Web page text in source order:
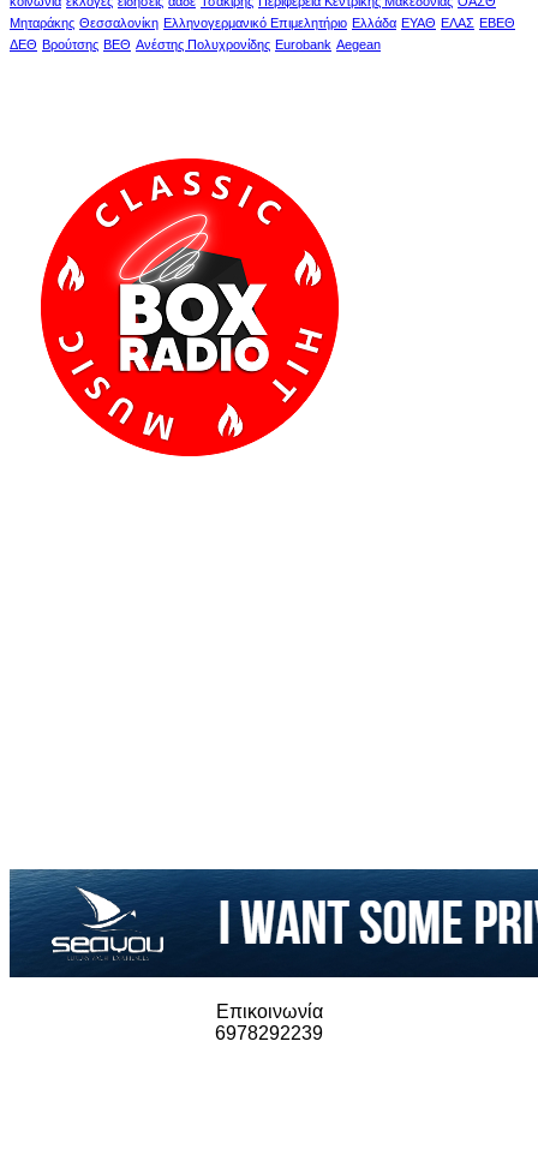
Μηταράκης Θεσσαλονίκη Ελληνογερμανικό Επιμελητήριο Ελλάδα ΕΥΑΘ ΕΛΑΣ ΕΒΕΘ
ΔΕΘ Βρούτσης ΒΕΘ Ανέστης Πολυχρονίδης Eurobank Aegean
Επικοινωνία
6978292239